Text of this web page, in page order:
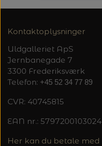
Kontaktoplysninger
Uldgalleriet ApS
Jernbanegade 7
3300 Frederiksværk
Telefon: +45 52 34 77 89
CVR: 40745815
EAN nr.: 5797200103024
Her kan du betale med